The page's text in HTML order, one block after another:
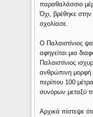
παραθαλάσσιο
Όχι, βρέθηκε
σχολίασε.
Ο Παλαιστίνιος
αφηγείται μια
Παλαιστίνιος
ανθρώπινη μορφή
περίπου 100
συνόρων μεταξύ
Αρχικά πίστεψε